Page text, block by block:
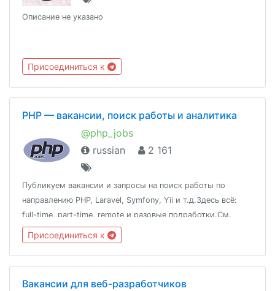
Описание не указано
Присоединиться к
PHP — вакансии, поиск работы и аналитика
@php_jobs
russian
2 161
Публикуем вакансии и запросы на поиск работы по
направлению PHP, Laravel, Symfony, Yii и т.д.Здесь всё:
full-time, part-time, remote и разовые подработки.См.
также: @qa_jobs, @devops_jobs, @javascript_jobs,
@nodejs_jobs, @uiux_jobs, @products_jobs
Присоединиться к
Вакансии для веб-разработчиков